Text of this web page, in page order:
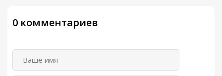
0 комментариев